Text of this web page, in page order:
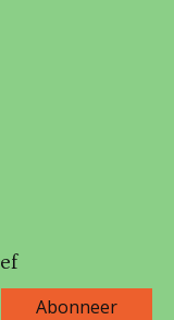
Abonneer